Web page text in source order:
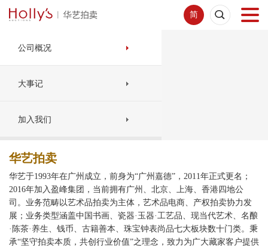
简
首页
拍卖预展
线下拍卖
网络拍卖
服务指南
新闻中心
公司概况
大事记
加入我们
华艺拍卖
华艺于1993年在广州成立，前身为“广州嘉德”，2011年正式更名；
2016年加入盈峰集团，当前拥有广州、北京、上海、香港四地公
司。业务范畴以艺术品拍卖为主体，艺术品电商、产权拍卖协力发
展；业务类型涵盖中国书画、瓷器·玉器·工艺品、现当代艺术、名酿
·陈茶·养生、钱币、古籍善本、珠宝钟表尚品七大板块数十门类。秉
承“坚守拍卖本质，共创行业价值”之理念，致力为广大藏家客户提供